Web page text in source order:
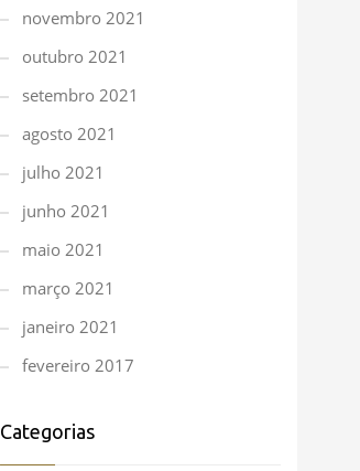
novembro 2021
outubro 2021
setembro 2021
agosto 2021
julho 2021
junho 2021
maio 2021
março 2021
janeiro 2021
fevereiro 2017
Categorias